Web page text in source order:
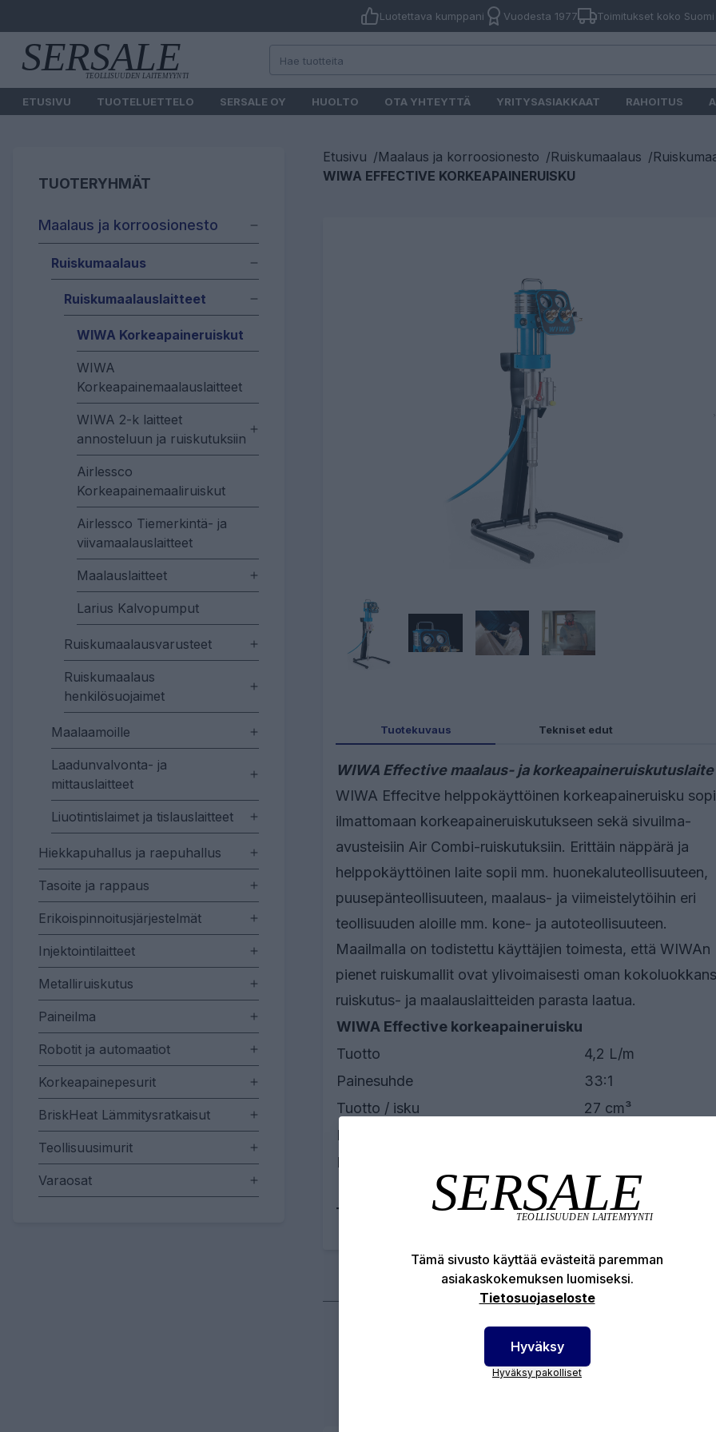
Luotettava kumppani Vuodesta 1977 Toimitukset koko Suomi
ETUSIVU TUOTELUETTELO SERSALE OY HUOLTO OTA YHTEYTTÄ YRITYSASIAKKAAT RAHOITUS
TUOTERYHMÄT
Maalaus ja korroosionesto
Ruiskumaalaus
Ruiskumaalauslaitteet
WIWA Korkeapaineruiskut
WIWA
Korkeapainemaalauslaitteet
WIWA 2-k laitteet
annosteluun ja ruiskutuksiin
Airlessco
Korkeapainemaaliruiskut
Airlessco Tiemerkintä- ja
viivamaalauslaitteet
Maalauslaitteet
Larius Kalvopumput
Ruiskumaalausvarusteet
Ruiskumaalaus
henkilösuojaimet
Maalaamoille
Laadunvalvonta- ja
mittauslaitteet
Liuotintislaimet ja tislauslaitteet
Hiekkapuhallus ja raepuhallus
Tasoite ja rappaus
Erikoispinnoitusjärjestelmät
Injektointilaitteet
Metalliruiskutus
Paineilma
Robotit ja automaatiot
Korkeapainepesurit
BriskHeat Lämmitysratkaisut
Teollisuusimurit
Varaosat
Etusivu /Maalaus ja korroosionesto /Ruiskumaalaus /
WIWA EFFECTIVE KORKEAPAINERUISKU
Tuotekuvaus Tekniset edut
WIWA Effective maalaus- ja korkeapaineruiskutuslaite
WIWA Effecitve helppokäyttöinen korkeapaineruisku
ilmattomaan korkeapaineruiskutukseen sekä sivuilma-
avusteisiin Air Combi-ruiskutuksiin. Erittäin näppärä ja
helppokäyttöinen laite sopii mm. huonekaluteollisuuteen,
puusepänteollisuuteen, maalaus- ja viimeistelytöihin eri
teollisuuden aloille mm. kone- ja autoteollisuuteen.
Maailmalla on todistettu käyttäjien toimesta, että WIWAn
pienet ruiskumallit ovat ylivoimaisesti oman
ruiskutus- ja maalauslaitteiden parasta laatua.
WIWA Effective korkeapaineruisku
Tuotto
4,2 L/m
Painesuhde
33:1
Tuotto / isku
27 cm³
Maks. työpaine
Ilmamoottorin männän halkaisija
Tuotenumero:10696
Tämä sivusto käyttää evästeitä paremman
asiakaskokemuksen luomiseksi.
Tietosuojaseloste
Hyväksy
Hyväksy pakolliset